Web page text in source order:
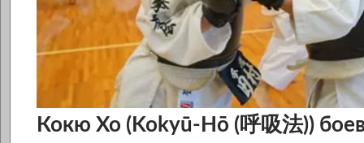
Кокю Хо (Kokyū-Hō (呼吸法))